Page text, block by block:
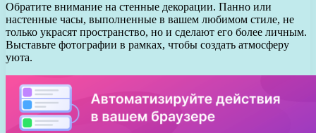
Обратите внимание на стенные декорации. Панно или
настенные часы, выполненные в вашем любимом стиле, не
только украсят пространство, но и сделают его более личным.
Выставьте фотографии в рамках, чтобы создать атмосферу
уюта.